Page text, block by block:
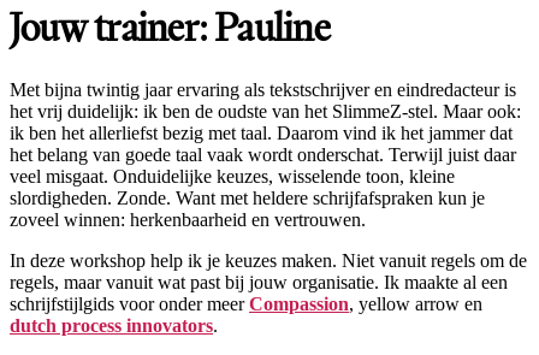
Jouw trainer: Pauline
Met bijna twintig jaar ervaring als tekstschrijver en eindredacteur is
het vrij duidelijk: ik ben de oudste van het SlimmeZ-stel. Maar ook:
ik ben het allerliefst bezig met taal. Daarom vind ik het jammer dat
het belang van goede taal vaak wordt onderschat. Terwijl juist daar
veel misgaat. Onduidelijke keuzes, wisselende toon, kleine
slordigheden. Zonde. Want met heldere schrijfafspraken kun je
zoveel winnen: herkenbaarheid en vertrouwen.
In deze workshop help ik je keuzes maken. Niet vanuit regels om de
regels, maar vanuit wat past bij jouw organisatie. Ik maakte al een
schrijfstijlgids voor onder meerCompassion, yellow arrow en
dutch process innovators.